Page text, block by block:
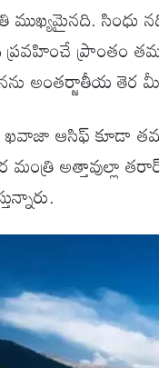
సింధు
ప్రాంతం
అంతర్జాతీయ తెర
ఖవాజా ఆసిఫ్ కూడా
అత్తావుల్లా